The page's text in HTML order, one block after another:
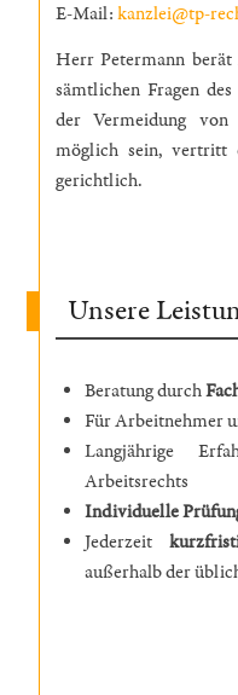
E-Mail:kanzlei@tp-
Herr Petermann
sämtlichen Fragen
der Vermeidung
möglich sein, vertritt
gerichtlich.
Unsere
Beratung durch
Für Arbeitnehmer
Langjährige
Arbeitsrechts
Individuelle
Jederzeit
außerhalb der